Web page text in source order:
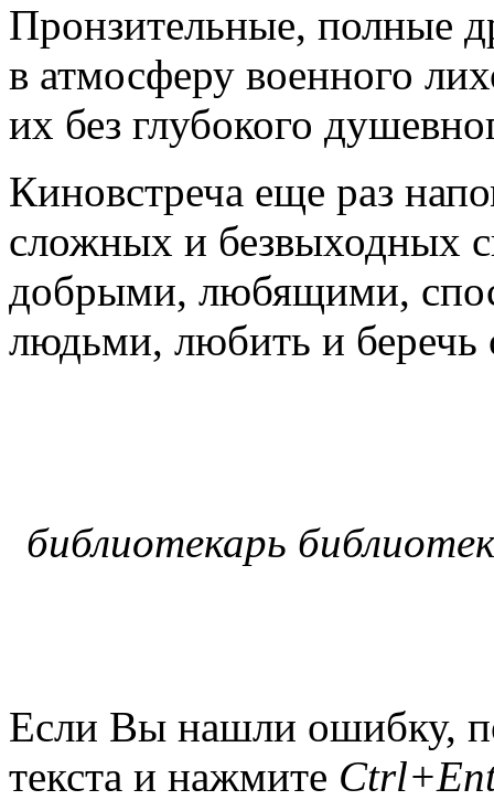
Пронзительные, полные
в атмосферу военного
их без глубокого
Киновстреча еще раз
сложных и безвыходных
добрыми, любящими,
людьми, любить и
библиотекарь
Если Вы нашли ошибку,
текста и нажмите